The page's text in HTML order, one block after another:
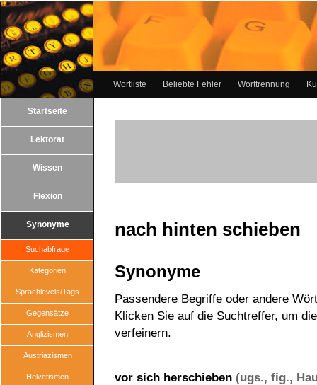
Wortliste Beliebte Fehler Worttrennung
Startseite
Lektorat
Wissen
Flexion
Synonyme
Suchabfrage
Kategorien
Sprachlevels/Tags
Gegensätze
Anglizismen
Austriazismen
Helvetismen
nach hinten schieben
Synonyme
Passendere Begriffe oder andere
Klicken Sie auf die Suchtreffer, um
verfeinern.
vor sich herschieben (ugs., fig.,